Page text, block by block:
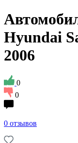
Hyundai
2006
0
0
0 отзывов